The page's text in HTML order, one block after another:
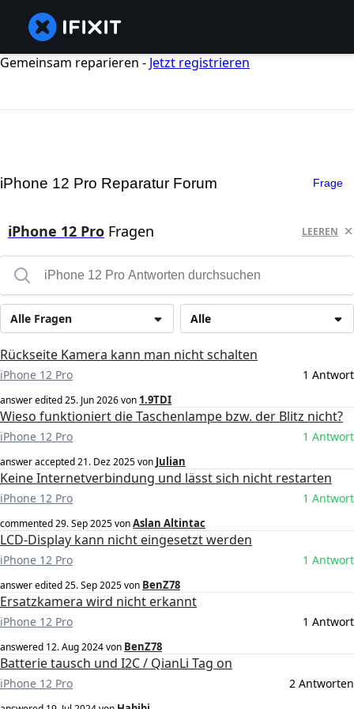
Gemeinsam reparieren - Jetzt registrieren
iPhone 12 Pro Reparatur Forum Frage
iPhone 12 Pro Fragen LEEREN
Alle
Alle Fragen
Rückseite Kamera kann man nicht schalten
iPhone 12 Pro 1 Antwort
answer edited25. Jun 2026von 1.9TDI
Wieso funktioniert die Taschenlampe bzw. der Blitz nicht?
iPhone 12 Pro 1 Antwort
answer accepted21. Dez 2025von Julian
Keine Internetverbindung und lässt sich nicht restarten
iPhone 12 Pro 1 Antwort
commented29. Sep 2025vonAslan Altintac
LCD-Display kann nicht eingesetzt werden
iPhone 12 Pro 1 Antwort
answer edited25. Sep 2025von BenZ78
Ersatzkamera wird nicht erkannt
iPhone 12 Pro 1 Antwort
answered 12. Aug 2024von BenZ78
Batterie tausch und I2C / QianLi Tag on
iPhone 12 Pro 2 Antworten